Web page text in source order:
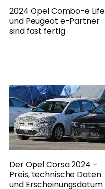
2024 Opel Combo-e Life
und Peugeot e-Partner
sind fast fertig
Der Opel Corsa 2024 –
Preis, technische Daten
und Erscheinungsdatum